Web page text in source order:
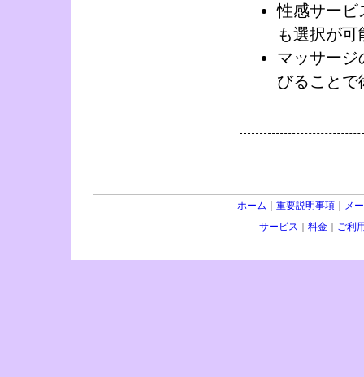
性感サービ
も選択が可
マッサージ
びることで
ホーム 重要説明事項｜
メ
サービス
料金｜ ご利